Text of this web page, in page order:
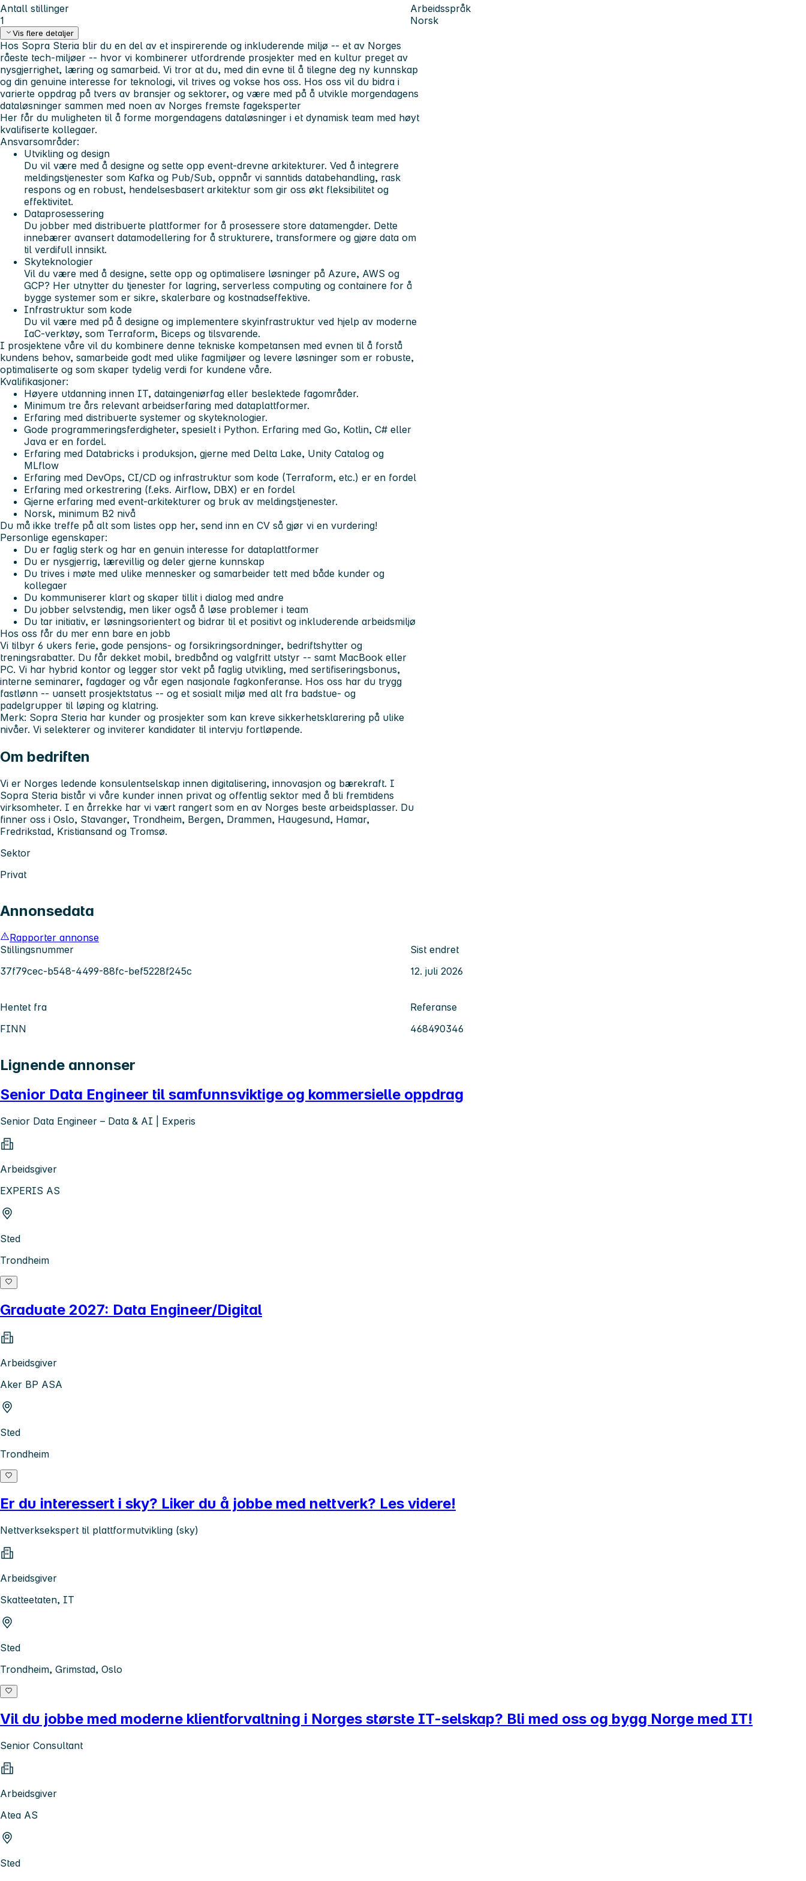
Antall stillinger
1
Arbeidsspråk
Norsk
Vis flere detaljer
Hos Sopra Steria blir du en del av et inspirerende og inkluderende miljø -- et av Norges
råeste tech-miljøer -- hvor vi kombinerer utfordrende prosjekter med en kultur preget av
nysgjerrighet, læring og samarbeid. Vi tror at du, med din evne til å tilegne deg ny kunnskap
og din genuine interesse for teknologi, vil trives og vokse hos oss. Hos oss vil du bidra i
varierte oppdrag på tvers av bransjer og sektorer, og være med på å utvikle morgendagens
dataløsninger sammen med noen av Norges fremste fageksperter
Her får du muligheten til å forme morgendagens dataløsninger i et dynamisk team med høyt
kvalifiserte kollegaer.
Ansvarsområder:
Utvikling og design
Du vil være med å designe og sette opp event-drevne arkitekturer. Ved å integrere
meldingstjenester som Kafka og Pub/Sub, oppnår vi sanntids databehandling, rask
respons og en robust, hendelsesbasert arkitektur som gir oss økt fleksibilitet og
effektivitet.
Dataprosessering
Du jobber med distribuerte plattformer for å prosessere store datamengder. Dette
innebærer avansert datamodellering for å strukturere, transformere og gjøre data om
til verdifull innsikt.
Skyteknologier
Vil du være med å designe, sette opp og optimalisere løsninger på Azure, AWS og
GCP? Her utnytter du tjenester for lagring, serverless computing og containere for å
bygge systemer som er sikre, skalerbare og kostnadseffektive.
Infrastruktur som kode
Du vil være med på å designe og implementere skyinfrastruktur ved hjelp av moderne
IaC-verktøy, som Terraform, Biceps og tilsvarende.
I prosjektene våre vil du kombinere denne tekniske kompetansen med evnen til å forstå
kundens behov, samarbeide godt med ulike fagmiljøer og levere løsninger som er robuste,
optimaliserte og som skaper tydelig verdi for kundene våre.
Kvalifikasjoner:
Høyere utdanning innen IT, dataingeniørfag eller beslektede fagområder.
Minimum tre års relevant arbeidserfaring med dataplattformer.
Erfaring med distribuerte systemer og skyteknologier.
Gode programmeringsferdigheter, spesielt i Python. Erfaring med Go, Kotlin, C# eller
Java er en fordel.
Erfaring med Databricks i produksjon, gjerne med Delta Lake, Unity Catalog og
MLflow
Erfaring med DevOps, CI/CD og infrastruktur som kode (Terraform, etc.) er en fordel
Erfaring med orkestrering (f.eks. Airflow, DBX) er en fordel
Gjerne erfaring med event-arkitekturer og bruk av meldingstjenester.
Norsk, minimum B2 nivå
Du må ikke treffe på alt som listes opp her, send inn en CV så gjør vi en vurdering!
Personlige egenskaper:
Du er faglig sterk og har en genuin interesse for dataplattformer
Du er nysgjerrig, lærevillig og deler gjerne kunnskap
Du trives i møte med ulike mennesker og samarbeider tett med både kunder og
kollegaer
Du kommuniserer klart og skaper tillit i dialog med andre
Du jobber selvstendig, men liker også å løse problemer i team
Du tar initiativ, er løsningsorientert og bidrar til et positivt og inkluderende arbeidsmiljø
Hos oss får du mer enn bare en jobb
Vi tilbyr 6 ukers ferie, gode pensjons- og forsikringsordninger, bedriftshytter og
treningsrabatter. Du får dekket mobil, bredbånd og valgfritt utstyr -- samt MacBook eller
PC. Vi har hybrid kontor og legger stor vekt på faglig utvikling, med sertifiseringsbonus,
interne seminarer, fagdager og vår egen nasjonale fagkonferanse. Hos oss har du trygg
fastlønn -- uansett prosjektstatus -- og et sosialt miljø med alt fra badstue- og
padelgrupper til løping og klatring.
Merk: Sopra Steria har kunder og prosjekter som kan kreve sikkerhetsklarering på ulike
nivåer. Vi selekterer og inviterer kandidater til intervju fortløpende.
Om bedriften
Vi er Norges ledende konsulentselskap innen digitalisering, innovasjon og bærekraft. I
Sopra Steria bistår vi våre kunder innen privat og offentlig sektor med å bli fremtidens
virksomheter. I en årrekke har vi vært rangert som en av Norges beste arbeidsplasser. Du
finner oss i Oslo, Stavanger, Trondheim, Bergen, Drammen, Haugesund, Hamar,
Fredrikstad, Kristiansand og Tromsø.
Sektor
Privat
Annonsedata
Rapporter annonse
Stillingsnummer
37f79cec-b548-4499-88fc-bef5228f245c
Sist endret
12. juli 2026
Hentet fra
FINN
Referanse
468490346
Lignende annonser
Senior Data Engineer til samfunnsviktige og kommersielle oppdrag
Senior Data Engineer – Data & AI | Experis
Arbeidsgiver
EXPERIS AS
Sted
Trondheim
Graduate 2027: Data Engineer/Digital
Arbeidsgiver
Aker BP ASA
Sted
Trondheim
Er du interessert i sky? Liker du å jobbe med nettverk? Les videre!
Nettverksekspert til plattformutvikling (sky)
Arbeidsgiver
Skatteetaten, IT
Sted
Trondheim, Grimstad, Oslo
Vil du jobbe med moderne klientforvaltning i Norges største IT-selskap? Bli med oss og bygg Norge med IT!
Senior Consultant
Arbeidsgiver
Atea AS
Sted